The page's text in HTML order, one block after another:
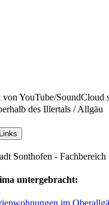
YouTube/SoundCloud
des Illertals / Allgäu
Sonthofen -
untergebracht: